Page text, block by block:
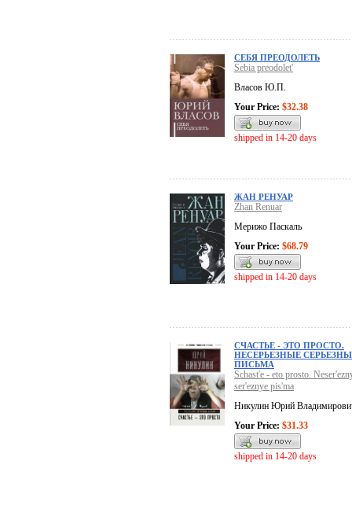
СЕБЯ ПРЕОДОЛЕТЬ
Sebia preodolet'
Власов Ю.П.
Your Price: $32.38
shipped in 14-20 days
ЖАН РЕНУАР
Zhan Renuar
Мерижо Паскаль
Your Price: $68.79
shipped in 14-20 days
СЧАСТЬЕ - ЭТО ПРОСТО.
НЕСЕРЬЕЗНЫЕ
ПИСЬМА
Schast'e - eto prosto.
ser'eznye pis'ma
Никулин Юрий
Your Price: $31.33
shipped in 14-20 days